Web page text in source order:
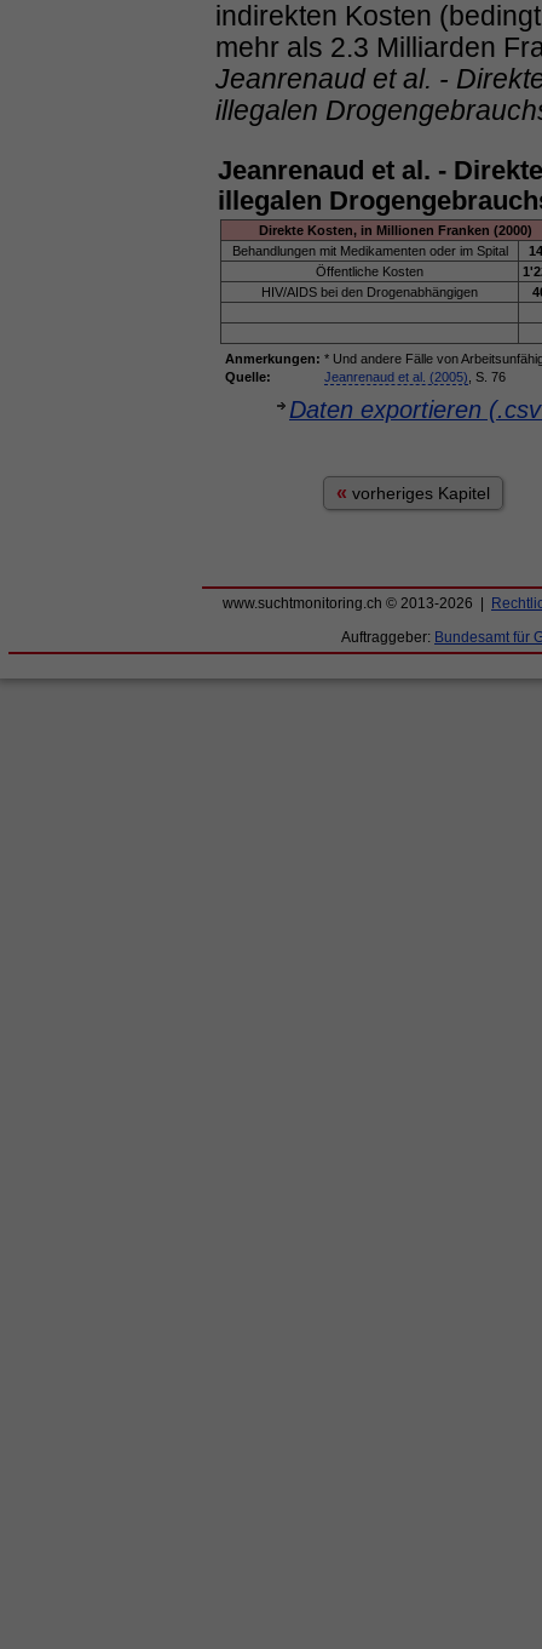
indirekten Kosten
mehr als 2.3 Milliarden
Jeanrenaud et al. -
illegalen
Jeanrenaud et al. -
illegalen
Direkte Kosten, in Millionen Franken (2000)
Behandlungen mit Medikamenten oder im Spital
Öffentliche Kosten
HIV/AIDS bei den Drogenabhängigen
Anmerkungen: * Und andere Fälle von
Quelle:
Jeanrenaud et al. (2005) , S. 76
Daten exportieren
« vorheriges Kapitel
www.suchtmonitoring.ch © 2013-2026 |
Auftraggeber: Bundesamt für